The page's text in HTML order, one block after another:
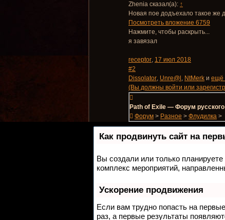
Zhenia сказал(а): ↑
Новая пое додъехало такое же
Посмотреть вложение 6759
Нажмите, чтобы раскрыть...
я завязал
receptor, 17 июл 2018
#2
Dissolator, Unre@l , NtMerk и ещё
(Вы должны войти или
Path of Exile — Форум
Форум > Разное > Флудилка >
Как продвинуть сайт на
Вы создали или только
комплекс мероприятий,
Ускорение продвижения
Если вам трудно попасть на
раз, а первые результаты